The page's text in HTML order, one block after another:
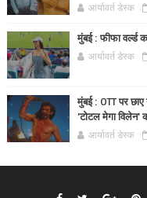
आर्यावर्त डेस्क
मुंबई : फीफा
आर्यावर्त डेस्क
मुंबई : OTT पर
'टोटल मेगा विलेन'
आर्यावर्त डेस्क